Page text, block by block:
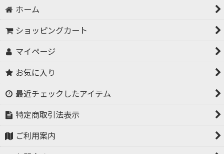
ホーム
ショッピングカート
マイページ
お気に入り
最近チェックしたアイテム
特定商取引法表示
ご利用案内